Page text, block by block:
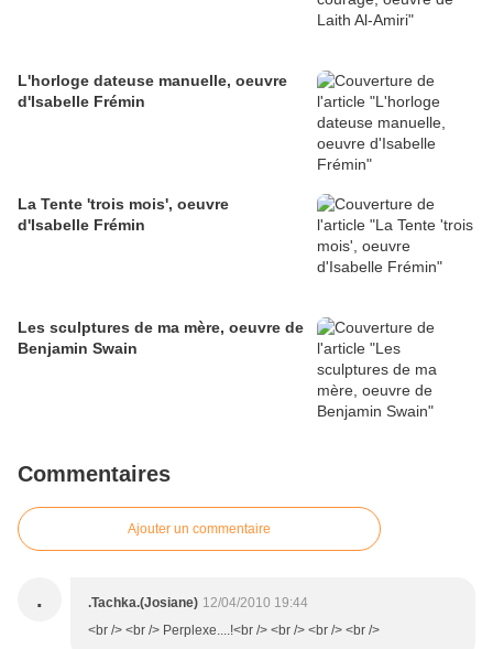
L'horloge dateuse manuelle, oeuvre
d'Isabelle Frémin
La Tente 'trois mois', oeuvre
d'Isabelle Frémin
Les sculptures de ma mère, oeuvre de
Benjamin Swain
Commentaires
Ajouter un commentaire
. .Tachka.(Josiane) 12/04/2010 19:44
<br /> <br /> Perplexe....!<br /> <br /> <br /> <br />